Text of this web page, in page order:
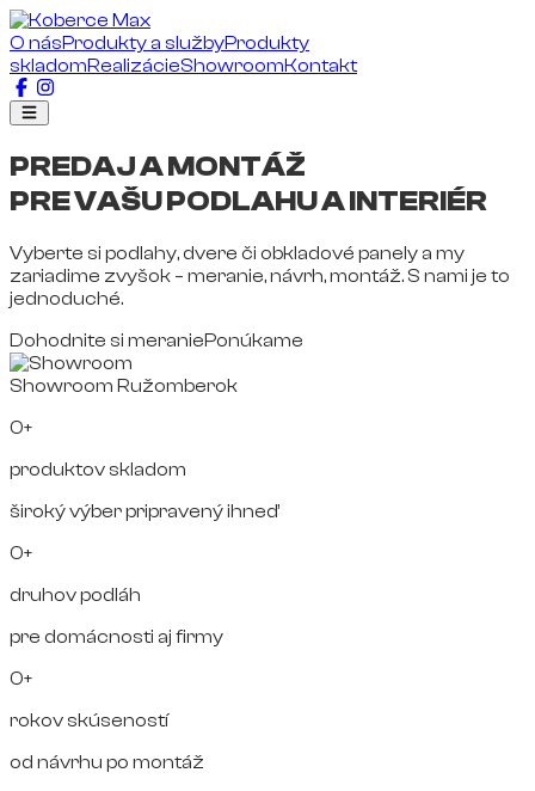
O násProdukty a službyProdukty
skladomRealizácieShowroomKontakt
PREDAJ A MONTÁŽ
PRE VAŠU PODLAHU A INTERIÉR
Vyberte si podlahy, dvere či obkladové panely a my
zariadime zvyšok – meranie, návrh, montáž. S nami je to
jednoduché.
Dohodnite si meraniePonúkame
Showroom Ružomberok
0+
produktov skladom
široký výber pripravený ihneď
0+
druhov podláh
pre domácnosti aj firmy
0+
rokov skúseností
od návrhu po montáž